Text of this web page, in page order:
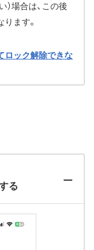
場合は、この後
ます。
ロック解除できな
る